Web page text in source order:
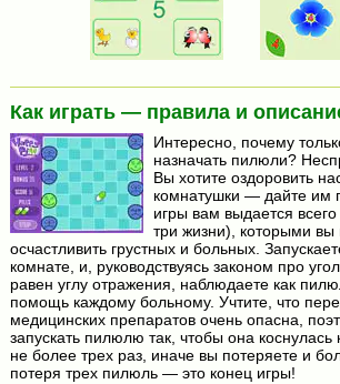
Как играть — правила и
Интересно, почему
назначать пилюли?
Вы хотите оздоровить
комнатушки — дайте им
игры вам выдается
три жизни), которыми вы
осчастливить грустных и больных.
комнате, и, руководствуясь законом про
равен углу отражения, наблюдаете как
помощь каждому больному. Учтите, что
медицинских препаратов очень опасна,
запускать пилюлю так, чтобы она коснулась
не более трех раз, иначе вы потеряете и
потеря трех пилюль — это конец игры!